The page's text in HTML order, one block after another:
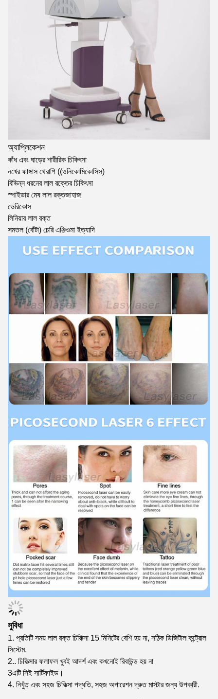
অ্যাপ্লিকেশন
কাঁধ এবং ঘাড়ের শারীরিক চিকিৎসা
নখের ফাঙ্গাস থেরাপি ((ওনিকোমিকোসিস)
বিভিন্ন ধরনের লাল রক্তের চিকিৎসা
স্পাইডার মেষ লাল রক্তজাহাজ
ভেরিকোস
লিনিয়ার লাল রক্ত
সমতল (বোঁটা) চেরি এঞ্জিওমা ইত্যাদি
সুবিধা
1. প্রতিটি সময় লাল রক্ত চিকিত্সা 15 মিনিটের বেশি হয় না, সঠিক ডিজিটাল কন্ট্রোল
সিস্টেম.
2.. চিকিত্সার ফলাফল খুবই আদর্শ এবং কখনোই রিবাউন্ড হয় না
3এটি সিই সার্টিফাইড।
4. নিখুঁত এবং সহজ চিকিত্সা পদ্ধতি, সহজ অপারেশন দ্রুত মাস্টার জন্য উপকারী.